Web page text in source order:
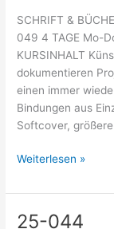
SCHRIFT &
049 4 TAGE
KURSINHALT
dokumentieren
einen immer
Bindungen aus
Softcover,
Weiterlesen »
25-044
25-